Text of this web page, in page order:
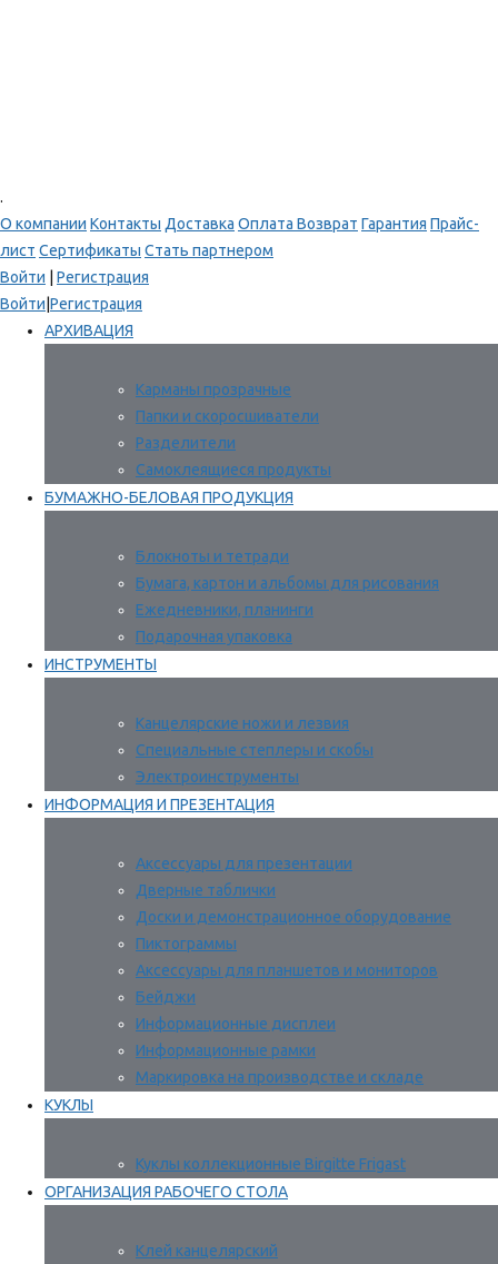
.
О компании Контакты Доставка Оплата Возврат Гарантия Прайс-
лист Сертификаты Стать партнером
Войти
Регистрация
Войти Регистрация
АРХИВАЦИЯ
Карманы прозрачные
Папки и скоросшиватели
Разделители
Самоклеящиеся продукты
БУМАЖНО-БЕЛОВАЯ ПРОДУКЦИЯ
Блокноты и тетради
Бумага, картон и альбомы для рисования
Ежедневники, планинги
Подарочная упаковка
ИНСТРУМЕНТЫ
Канцелярские ножи и лезвия
Специальные степлеры и скобы
Электроинструменты
ИНФОРМАЦИЯ И ПРЕЗЕНТАЦИЯ
Аксессуары для презентации
Дверные таблички
Доски и демонстрационное оборудование
Пиктограммы
Аксессуары для планшетов и мониторов
Бейджи
Информационные дисплеи
Информационные рамки
Маркировка на производстве и складе
КУКЛЫ
Куклы коллекционные Birgitte Frigast
ОРГАНИЗАЦИЯ РАБОЧЕГО СТОЛА
Клей канцелярский